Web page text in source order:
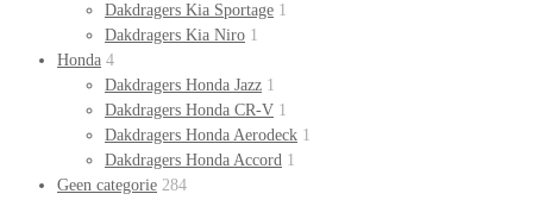
Dakdragers Kia Sportage 1
Dakdragers Kia Niro 1
Honda 4
Dakdragers Honda Jazz 1
Dakdragers Honda CR-V 1
Dakdragers Honda Aerodeck 1
Dakdragers Honda Accord 1
Geen categorie 284